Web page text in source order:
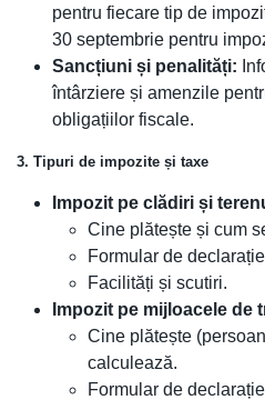
pentru fiecare tip de
30 septembrie pentru
Sancțiuni și penalități:
întârziere și amenzile
obligațiilor fiscale.
3. Tipuri de impozite și taxe
Impozit pe clădiri și
Cine plătește și cum
Formular de
Facilități și scutiri.
Impozit pe mijloacele de
Cine plătește
calculează.
Formular de